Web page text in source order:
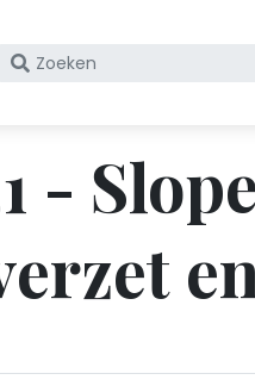
Zoek
nummer
-